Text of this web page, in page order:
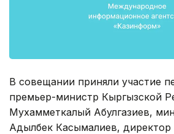
В совещании приняли участие
премьер-министр Кыргызской
Мухамметкалый Абулгазиев,
Адылбек Касымалиев,